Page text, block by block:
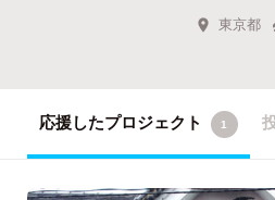
東京都
応援したプロジェクト 1